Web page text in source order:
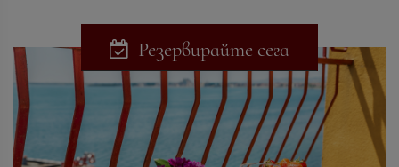
Резервирайте сега